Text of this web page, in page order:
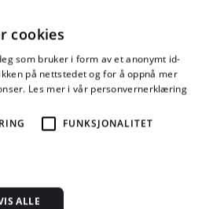
bindingsverk av tre og
golv på grunnen
av lettklinkerblokker med isolasjon
dekke av betong
cookies
som bruker i form av et anonymt id-
på nettstedet og for å oppnå mer
Les mer i vår personvernerklæring
FUNKSJONALITET
ALLE